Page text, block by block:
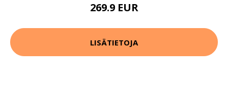
269.9 EUR
LISÄTIETOJA